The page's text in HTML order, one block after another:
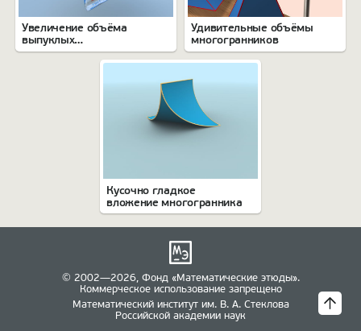
Увеличение объёма
выпуклых
многогранников
Удивительные объёмы
многогранников
Кусочно гладкое
вложение многогранника
© 2002—2026, Фонд «Математические этюды».
Коммерческое использование запрещено
Математический институт им. В. А. Стеклова
Российской академии наук